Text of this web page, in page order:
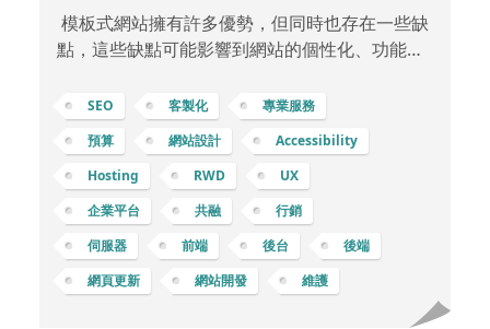
模板式網站擁有許多優勢，但同時也存在一些缺
點，這些缺點可能影響到網站的個性化、功能性
可能會受限於樣式和配置的固定模板，因此在設
計上缺乏獨特性，難以突顯獨特的品牌風格和形
象。限制自定義功能：雖然許多模板提供了一些
基本功能，但當企業或個人需要特定的功能時，
模板的靈活性和自定義能力可能會受到限制。可
能存在性能問題：一些模板可能包含大量不必要
的代碼或功能，導致網站載入速度變慢，這可能
會影響使用者體驗和搜尋引擎排名。更新和支援
SEO 客製化
專業服務
預算
網站設計
Accessibility
Hosting
RWD
UX
企業平台
共融
行銷
伺服器
前端 後台
後端
網頁更新
網站開發 維護